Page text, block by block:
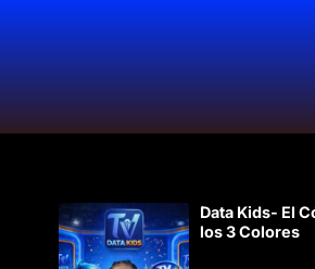
Data Kids- El
los 3 Colores